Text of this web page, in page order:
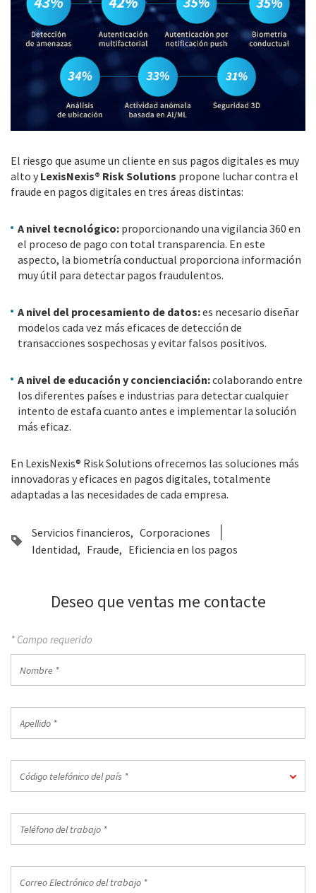
El riesgo que asume un cliente en sus pagos digitales es muy
alto y LexisNexis® Risk Solutions propone luchar contra el
fraude en pagos digitales en tres áreas distintas:
A nivel tecnológico: proporcionando una vigilancia 360 en
el proceso de pago con total transparencia. En este
aspecto, la biometría conductual proporciona información
muy útil para detectar pagos fraudulentos.
A nivel del procesamiento de datos:es necesario diseñar
modelos cada vez más eficaces de detección de
transacciones sospechosas y evitar falsos positivos.
A nivel de educación y concienciación:colaborando entre
los diferentes países e industrias para detectar cualquier
intento de estafa cuanto antes e implementar la solución
más eficaz.
En LexisNexis® Risk Solutions ofrecemos las soluciones más
innovadoras y eficaces en pagos digitales, totalmente
adaptadas a las necesidades de cada empresa.
Servicios financieros
Corporaciones
Identidad
Fraude Eficiencia en los pagos
Deseo que ventas me contacte
* Campo requerido
telefónico
país
Código telefónico del país *
del
*
Electrónico